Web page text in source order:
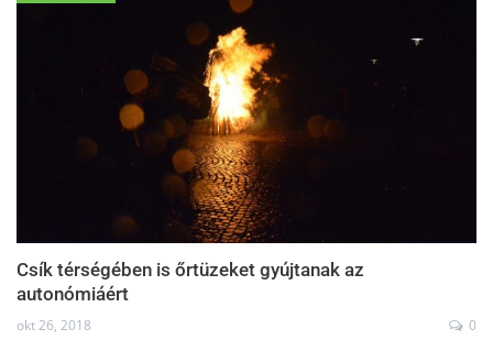
Csík térségében is őrtüzeket gyújtanak az
autonómiáért
okt 26, 2018 0